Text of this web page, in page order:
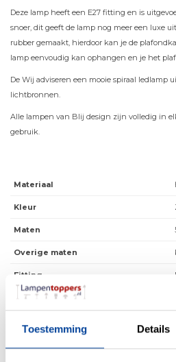
Toestemming Details
Deze lamp heeft een E27 fitting en is
snoer, dit geeft de lamp nog meer een luxe
rubber gemaakt, hierdoor kan je de
lamp eenvoudig kan ophangen en je het
De Wij adviseren een mooie spiraal ledlamp
lichtbronnen.
Alle lampen van Blij design zijn volledig in
gebruik.
Materiaal
Kleur
Maten
Overige maten
Fitting
Max. Wattage per lichtpunt